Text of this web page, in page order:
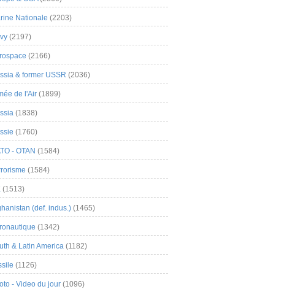
Nationale (2203)
(2197)
(2166)
& former USSR (2036)
de l'Air (1899)
(1838)
(1760)
- OTAN (1584)
(1584)
(1513)
(def. indus.) (1465)
(1342)
& Latin America (1182)
(1126)
- Video du jour (1096)